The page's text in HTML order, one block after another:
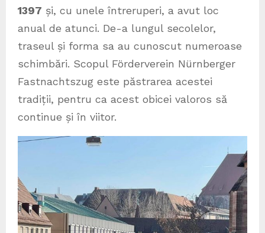
1397 și, cu unele întreruperi, a avut loc
anual de atunci. De-a lungul secolelor,
traseul și forma sa au cunoscut numeroase
schimbări. Scopul Förderverein Nürnberger
Fastnachtszug este păstrarea acestei
tradiții, pentru ca acest obicei valoros să
continue și în viitor.